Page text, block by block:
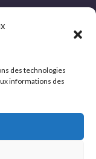
des technologies
informations des